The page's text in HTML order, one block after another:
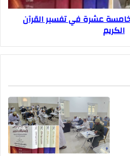
عشرة في تفسير القرآن
الكريم